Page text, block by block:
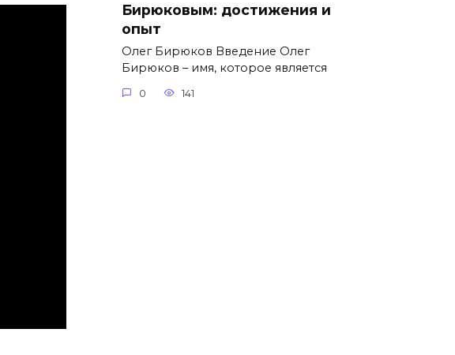
Бирюковым: достижения и
опыт
Олег Бирюков Введение Олег
Бирюков – имя, которое является
0 141